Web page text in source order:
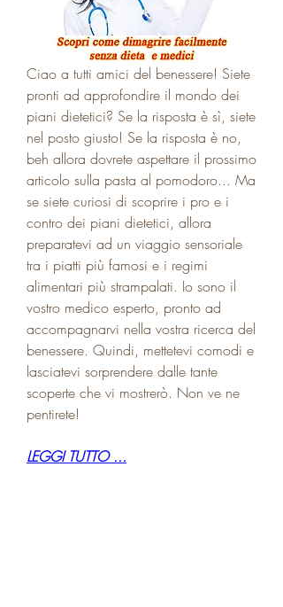
Ciao a tutti amici del benessere! Siete
pronti ad approfondire il mondo dei
piani dietetici? Se la risposta è sì, siete
nel posto giusto! Se la risposta è no,
beh allora dovrete aspettare il prossimo
articolo sulla pasta al pomodoro... Ma
se siete curiosi di scoprire i pro e i
contro dei piani dietetici, allora
preparatevi ad un viaggio sensoriale
tra i piatti più famosi e i regimi
alimentari più strampalati. Io sono il
vostro medico esperto, pronto ad
accompagnarvi nella vostra ricerca del
benessere. Quindi, mettetevi comodi e
lasciatevi sorprendere dalle tante
scoperte che vi mostrerò. Non ve ne
pentirete!
LEGGI TUTTO ...